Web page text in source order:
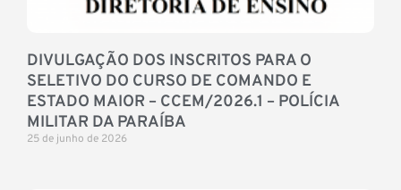
DIVULGAÇÃO DOS INSCRITOS PARA O
SELETIVO DO CURSO DE COMANDO E
ESTADO MAIOR – CCEM/2026.1 – POLÍCIA
MILITAR DA PARAÍBA
25 de junho de 2026